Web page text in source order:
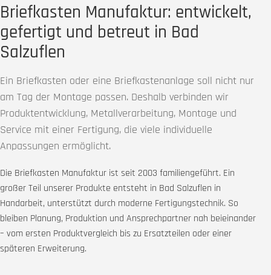
Briefkasten Manufaktur: entwickelt,
gefertigt und betreut in Bad
Salzuflen
Ein Briefkasten oder eine Briefkastenanlage soll nicht nur
am Tag der Montage passen. Deshalb verbinden wir
Produktentwicklung, Metallverarbeitung, Montage und
Service mit einer Fertigung, die viele individuelle
Anpassungen ermöglicht.
Die Briefkasten Manufaktur ist seit 2003 familiengeführt. Ein
großer Teil unserer Produkte entsteht in Bad Salzuflen in
Handarbeit, unterstützt durch moderne Fertigungstechnik. So
bleiben Planung, Produktion und Ansprechpartner nah beieinander
– vom ersten Produktvergleich bis zu Ersatzteilen oder einer
späteren Erweiterung.